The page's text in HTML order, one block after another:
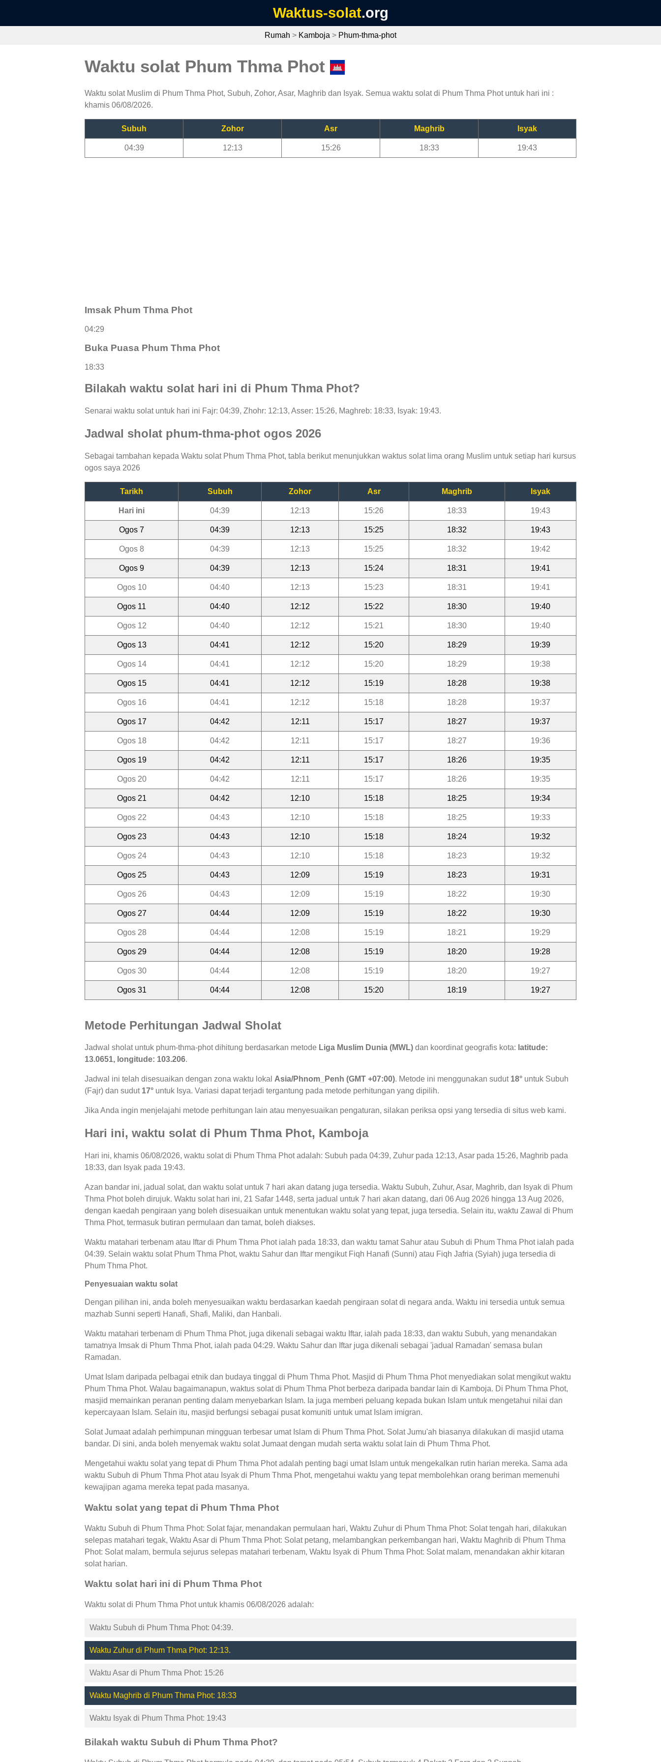
Waktus-solat.org
Rumah > Kamboja > Phum-thma-phot
Waktu solat Phum Thma Phot
Waktu solat Muslim di Phum Thma Phot, Subuh, Zohor, Asar, Maghrib dan Isyak. Semua waktu solat di Phum Thma Phot untuk hari ini :
khamis 06/08/2026.
Subuh Zohor Asr Maghrib Isyak
04:39 12:13 15:26 18:33 19:43
Imsak Phum Thma Phot
04:29
Buka Puasa Phum Thma Phot
18:33
Bilakah waktu solat hari ini di Phum Thma Phot?
Senarai waktu solat untuk hari ini Fajr: 04:39, Zhohr: 12:13, Asser: 15:26, Maghreb: 18:33, Isyak: 19:43.
Jadwal sholat phum-thma-phot ogos 2026
Sebagai tambahan kepada Waktu solat Phum Thma Phot, tabla berikut menunjukkan waktus solat lima orang Muslim untuk setiap hari kursus
ogos saya 2026
Tarikh Subuh Zohor Asr Maghrib Isyak
Hari ini 04:39 12:13 15:26 18:33 19:43
Ogos 7 04:39 12:13 15:25 18:32 19:43
Ogos 8 04:39 12:13 15:25 18:32 19:42
Ogos 9 04:39 12:13 15:24 18:31 19:41
Ogos 10 04:40 12:13 15:23 18:31 19:41
Ogos 11 04:40 12:12 15:22 18:30 19:40
Ogos 12 04:40 12:12 15:21 18:30 19:40
Ogos 13 04:41 12:12 15:20 18:29 19:39
Ogos 14 04:41 12:12 15:20 18:29 19:38
Ogos 15 04:41 12:12 15:19 18:28 19:38
Ogos 16 04:41 12:12 15:18 18:28 19:37
Ogos 17 04:42 12:11 15:17 18:27 19:37
Ogos 18 04:42 12:11 15:17 18:27 19:36
Ogos 19 04:42 12:11 15:17 18:26 19:35
Ogos 20 04:42 12:11 15:17 18:26 19:35
Ogos 21 04:42 12:10 15:18 18:25 19:34
Ogos 22 04:43 12:10 15:18 18:25 19:33
Ogos 23 04:43 12:10 15:18 18:24 19:32
Ogos 24 04:43 12:10 15:18 18:23 19:32
Ogos 25 04:43 12:09 15:19 18:23 19:31
Ogos 26 04:43 12:09 15:19 18:22 19:30
Ogos 27 04:44 12:09 15:19 18:22 19:30
Ogos 28 04:44 12:08 15:19 18:21 19:29
Ogos 29 04:44 12:08 15:19 18:20 19:28
Ogos 30 04:44 12:08 15:19 18:20 19:27
Ogos 31 04:44 12:08 15:20 18:19 19:27
Metode Perhitungan Jadwal Sholat
Jadwal sholat untuk phum-thma-phot dihitung berdasarkan metode Liga Muslim Dunia (MWL) dan koordinat geografis kota: latitude:
13.0651, longitude: 103.206.
Jadwal ini telah disesuaikan dengan zona waktu lokal Asia/Phnom_Penh (GMT +07:00). Metode ini menggunakan sudut 18° untuk Subuh
(Fajr) dan sudut 17° untuk Isya. Variasi dapat terjadi tergantung pada metode perhitungan yang dipilih.
Jika Anda ingin menjelajahi metode perhitungan lain atau menyesuaikan pengaturan, silakan periksa opsi yang tersedia di situs web kami.
Hari ini, waktu solat di Phum Thma Phot, Kamboja
Hari ini, khamis 06/08/2026, waktu solat di Phum Thma Phot adalah: Subuh pada 04:39, Zuhur pada 12:13, Asar pada 15:26, Maghrib pada
18:33, dan Isyak pada 19:43.
Azan bandar ini, jadual solat, dan waktu solat untuk 7 hari akan datang juga tersedia. Waktu Subuh, Zuhur, Asar, Maghrib, dan Isyak di Phum
Thma Phot boleh dirujuk. Waktu solat hari ini, 21 Safar 1448, serta jadual untuk 7 hari akan datang, dari 06 Aug 2026 hingga 13 Aug 2026,
dengan kaedah pengiraan yang boleh disesuaikan untuk menentukan waktu solat yang tepat, juga tersedia. Selain itu, waktu Zawal di Phum
Thma Phot, termasuk butiran permulaan dan tamat, boleh diakses.
Waktu matahari terbenam atau Iftar di Phum Thma Phot ialah pada 18:33, dan waktu tamat Sahur atau Subuh di Phum Thma Phot ialah pada
04:39. Selain waktu solat Phum Thma Phot, waktu Sahur dan Iftar mengikut Fiqh Hanafi (Sunni) atau Fiqh Jafria (Syiah) juga tersedia di
Phum Thma Phot.
Penyesuaian waktu solat
Dengan pilihan ini, anda boleh menyesuaikan waktu berdasarkan kaedah pengiraan solat di negara anda. Waktu ini tersedia untuk semua
mazhab Sunni seperti Hanafi, Shafi, Maliki, dan Hanbali.
Waktu matahari terbenam di Phum Thma Phot, juga dikenali sebagai waktu Iftar, ialah pada 18:33, dan waktu Subuh, yang menandakan
tamatnya Imsak di Phum Thma Phot, ialah pada 04:29. Waktu Sahur dan Iftar juga dikenali sebagai 'jadual Ramadan' semasa bulan
Ramadan.
Umat Islam daripada pelbagai etnik dan budaya tinggal di Phum Thma Phot. Masjid di Phum Thma Phot menyediakan solat mengikut waktu
Phum Thma Phot. Walau bagaimanapun, waktus solat di Phum Thma Phot berbeza daripada bandar lain di Kamboja. Di Phum Thma Phot,
masjid memainkan peranan penting dalam menyebarkan Islam. Ia juga memberi peluang kepada bukan Islam untuk mengetahui nilai dan
kepercayaan Islam. Selain itu, masjid berfungsi sebagai pusat komuniti untuk umat Islam imigran.
Solat Jumaat adalah perhimpunan mingguan terbesar umat Islam di Phum Thma Phot. Solat Jumu'ah biasanya dilakukan di masjid utama
bandar. Di sini, anda boleh menyemak waktu solat Jumaat dengan mudah serta waktu solat lain di Phum Thma Phot.
Mengetahui waktu solat yang tepat di Phum Thma Phot adalah penting bagi umat Islam untuk mengekalkan rutin harian mereka. Sama ada
waktu Subuh di Phum Thma Phot atau Isyak di Phum Thma Phot, mengetahui waktu yang tepat membolehkan orang beriman memenuhi
kewajipan agama mereka tepat pada masanya.
Waktu solat yang tepat di Phum Thma Phot
Waktu Subuh di Phum Thma Phot: Solat fajar, menandakan permulaan hari, Waktu Zuhur di Phum Thma Phot: Solat tengah hari, dilakukan
selepas matahari tegak, Waktu Asar di Phum Thma Phot: Solat petang, melambangkan perkembangan hari, Waktu Maghrib di Phum Thma
Phot: Solat malam, bermula sejurus selepas matahari terbenam, Waktu Isyak di Phum Thma Phot: Solat malam, menandakan akhir kitaran
solat harian.
Waktu solat hari ini di Phum Thma Phot
Waktu solat di Phum Thma Phot untuk khamis 06/08/2026 adalah:
Waktu Subuh di Phum Thma Phot: 04:39.
Waktu Zuhur di Phum Thma Phot: 12:13.
Waktu Asar di Phum Thma Phot: 15:26
Waktu Maghrib di Phum Thma Phot: 18:33
Waktu Isyak di Phum Thma Phot: 19:43
Bilakah waktu Subuh di Phum Thma Phot?